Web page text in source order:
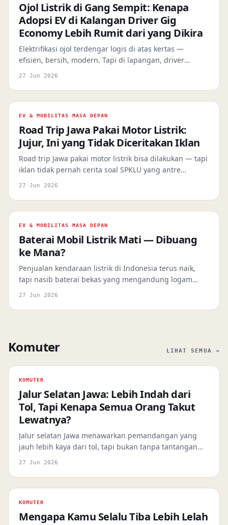
Ojol Listrik di Gang Sempit: Kenapa
Adopsi EV di Kalangan Driver Gig
Economy Lebih Rumit dari yang Dikira
Elektrifikasi ojol terdengar logis di atas kertas —
efisien, bersih, modern. Tapi di lapangan, driver
menghadapi hambatan struktural nyata: dari tidak
margin, hingga skema sewa yang mengulang
ketidakadilan sistem setoran lama.
27 Jun 2026
EV & MOBILITAS MASA DEPAN
Road Trip Jawa Pakai Motor Listrik:
Jujur, Ini yang Tidak Diceritakan Iklan
Road trip Jawa pakai motor listrik bisa dilakukan — tapi
iklan tidak pernah cerita soal SPKLU yang antre
panjang, range anxiety di tol, dan betapa krusialnya
27 Jun 2026
EV & MOBILITAS MASA DEPAN
Baterai Mobil Listrik Mati — Dibuang
ke Mana?
Penjualan kendaraan listrik di Indonesia terus naik,
tapi nasib baterai bekas yang mengandung logam
berat berbahaya masih jadi pertanyaan besar yang
daur ulang baterai EV.
27 Jun 2026
Komuter LIHAT SEMUA →
KOMUTER
Jalur Selatan Jawa: Lebih Indah dari
Tol, Tapi Kenapa Semua Orang Takut
Lewatnya?
Jalur selatan Jawa menawarkan pemandangan yang
jauh lebih kaya dari tol, tapi bukan tanpa tantangan
nyata. Ini panduan realistis soal risiko, mitos, dan
27 Jun 2026
KOMUTER
Mengapa Kamu Selalu Tiba Lebih Lelah